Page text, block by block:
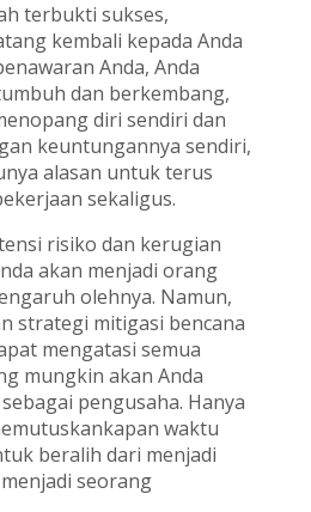
terbukti sukses,
kembali kepada Anda
Anda, Anda
dan berkembang,
diri sendiri dan
keuntungannya sendiri,
alasan untuk terus
sekaligus.
risiko dan kerugian
akan menjadi orang
olehnya. Namun,
strategi mitigasi bencana
mengatasi semua
mungkin akan Anda
pengusaha. Hanya
waktu
beralih dari menjadi
seorang